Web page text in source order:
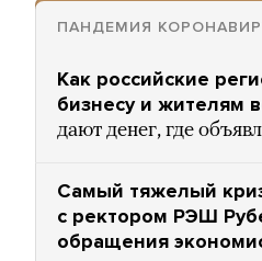
ПАНДЕМИЯ
Как российские
бизнесу и жителям
дают денег, где
Самый тяжелый
с ректором РЭШ
обращения